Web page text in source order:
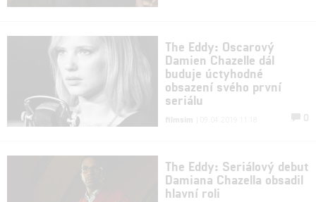
The Eddy: Oscarový
Damien Chazelle dál
buduje úctyhodné
obsazení svého první
seriálu
filmsim 0
The Eddy: Seriálový debut
Damiana Chazella obsadil
hlavní roli